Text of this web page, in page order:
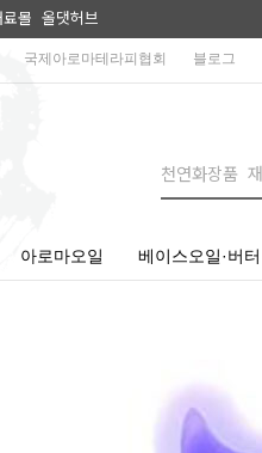
몰 올댓허브
국제아로마테라피협회 블로그
아로마오일 베이스오일·버터